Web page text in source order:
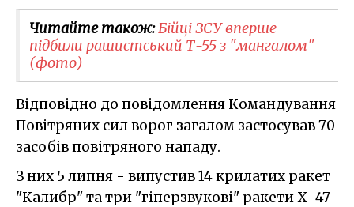
Читайте також:Бійці ЗСУ вперше
підбили рашистський Т-55 з "мангалом"
(фото)
Відповідно до повідомлення Командування
Повітряних сил ворог загалом застосував 70
засобів повітряного нападу.
З них 5 липня - випустив 14 крилатих ракет
"Калибр" та три "гіперзвукові" ракети Х-47